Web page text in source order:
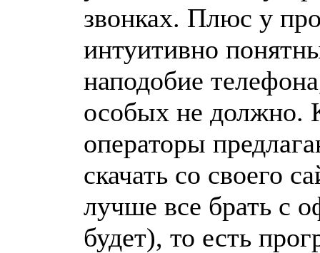
звонках. Плюс у
интуитивно
наподобие
особых не должно.
операторы
скачать со своего
лучше все брать с
будет), то есть